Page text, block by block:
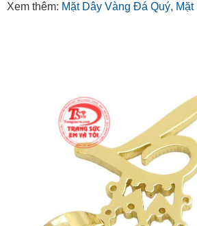
Xem thêm: Mặt Dây Vàng Đá Quý,